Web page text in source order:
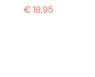
€18,95